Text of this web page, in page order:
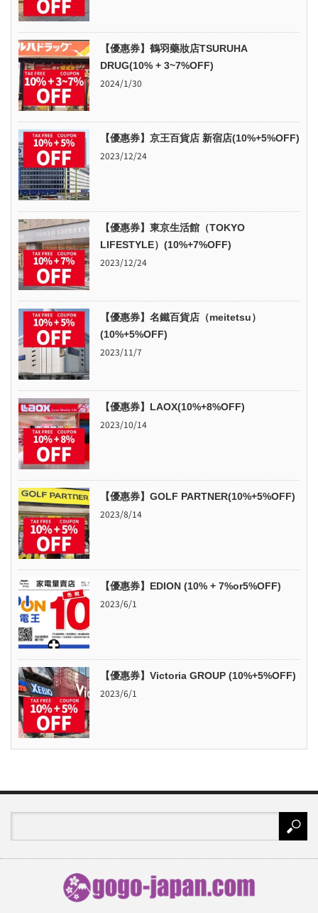
【優惠券】鶴羽藥妝店TSURUHA
DRUG(10% + 3~7%OFF)
2024/1/30
【優惠券】京王百貨店 新宿店(10%+5%OFF)
2023/12/24
【優惠券】東京生活館（TOKYO
LIFESTYLE）(10%+7%OFF)
2023/12/24
【優惠券】名鐵百貨店（meitetsu）
(10%+5%OFF)
2023/11/7
【優惠券】LAOX(10%+8%OFF)
2023/10/14
【優惠券】GOLF PARTNER(10%+5%OFF)
2023/8/14
【優惠券】EDION (10% + 7%or5%OFF)
2023/6/1
【優惠券】Victoria GROUP (10%+5%OFF)
2023/6/1